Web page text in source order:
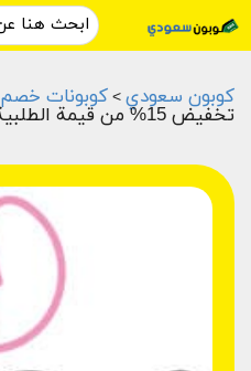
كوبون سعودي > كوبونات خصم
تخفيض 15% من قيمة الطلبية